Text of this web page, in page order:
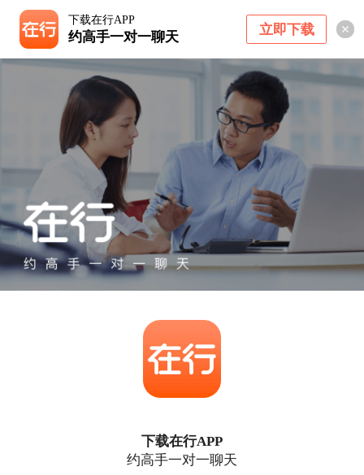
下载在行APP
约高手一对一聊天 立即下载
下载在行APP
约高手一对一聊天